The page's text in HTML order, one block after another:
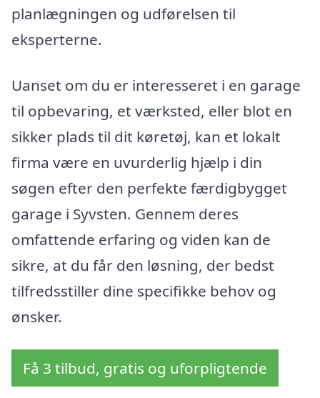
planlægningen og udførelsen til
eksperterne.
Uanset om du er interesseret i en garage
til opbevaring, et værksted, eller blot en
sikker plads til dit køretøj, kan et lokalt
firma være en uvurderlig hjælp i din
søgen efter den perfekte færdigbygget
garage i Syvsten. Gennem deres
omfattende erfaring og viden kan de
sikre, at du får den løsning, der bedst
tilfredsstiller dine specifikke behov og
ønsker.
Få 3 tilbud, gratis og uforpligtende